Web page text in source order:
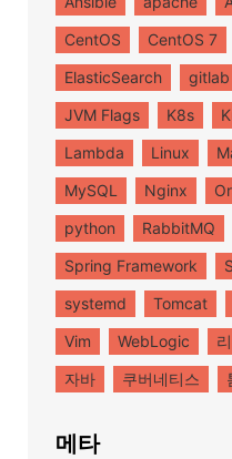
CentOS
CentOS 7
ElasticSearch
gitlab
JVM Flags
K8s
Lambda
Linux
MySQL
Nginx
python
RabbitMQ
Spring Framework
systemd
Tomcat
Vim
WebLogic
자바
쿠버네티스
메타